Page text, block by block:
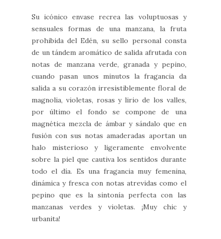
Su icónico envase recrea las voluptuosas y
sensuales formas de una manzana, la fruta
prohibida del Edén, su sello personal consta
de un tándem aromático de salida afrutada con
notas de manzana verde, granada y pepino,
cuando pasan unos minutos la fragancia da
salida a su corazón irresistiblemente floral de
magnolia, violetas, rosas y lirio de los valles,
por último el fondo se compone de una
magnética mezcla de ámbar y sándalo que en
fusión con sus notas amaderadas aportan un
halo misterioso y ligeramente envolvente
sobre la piel que cautiva los sentidos durante
todo el día. Es una fragancia muy femenina,
dinámica y fresca con notas atrevidas como el
pepino que es la sintonía perfecta con las
manzanas verdes y violetas. ¡Muy chic y
urbanita!